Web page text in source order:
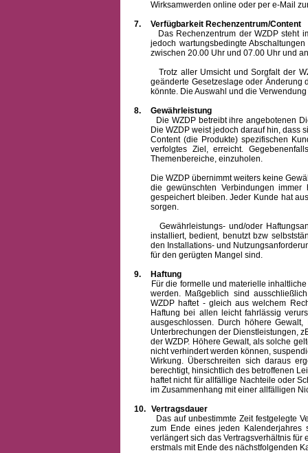
Wirksamwerden online oder per e-Mail
7.
Verfügbarkeit Rechenzentrum/Content
Das Rechenzentrum der WZDP steht im
jedoch wartungsbedingte
zwischen 20.00 Uhr und 07.00 Uhr und
Trotz aller Umsicht und Sorgfalt der
geänderte Gesetzeslage oder Änderung
könnte. Die Auswahl und die
8.
Gewährleistung
Die WZDP betreibt ihre angebotenen
Die WZDP weist jedoch darauf hin, dass
Content (die Produkte) spezifischen
verfolgtes Ziel, erreicht.
Themenbereiche, einzuholen.
Die WZDP übernimmt weiters keine
die gewünschten Verbindungen
gespeichert bleiben. Jeder Kunde hat
sorgen.
Gewährleistungs- und/oder
installiert, bedient, benutzt bzw
den Installations- und
für den gerügten Mangel sind.
9.
Haftung
Für die formelle und materielle
werden. Maßgeblich sind
WZDP haftet - gleich aus welchem
Haftung bei allen leicht fahrlässig
ausgeschlossen. Durch höhere
Unterbrechungen der Dienstleistungen,
der WZDP. Höhere Gewalt, als solche
nicht verhindert werden können,
Wirkung. Überschreiten sich daraus
berechtigt, hinsichtlich des betroffenen
haftet nicht für allfällige Nachteile oder
im Zusammenhang mit einer allfälligen
10. Vertragsdauer
Das auf unbestimmte Zeit festgelegte
zum Ende eines jeden Kalenderjahres
verlängert sich das Vertragsverhältnis
erstmals mit Ende des nächstfolgenden